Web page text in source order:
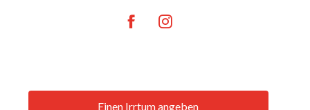
Einen Irrtum angeben